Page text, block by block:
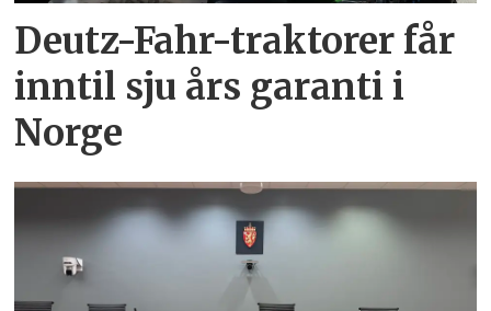
Deutz-Fahr-traktorer får
inntil sju års garanti i
Norge